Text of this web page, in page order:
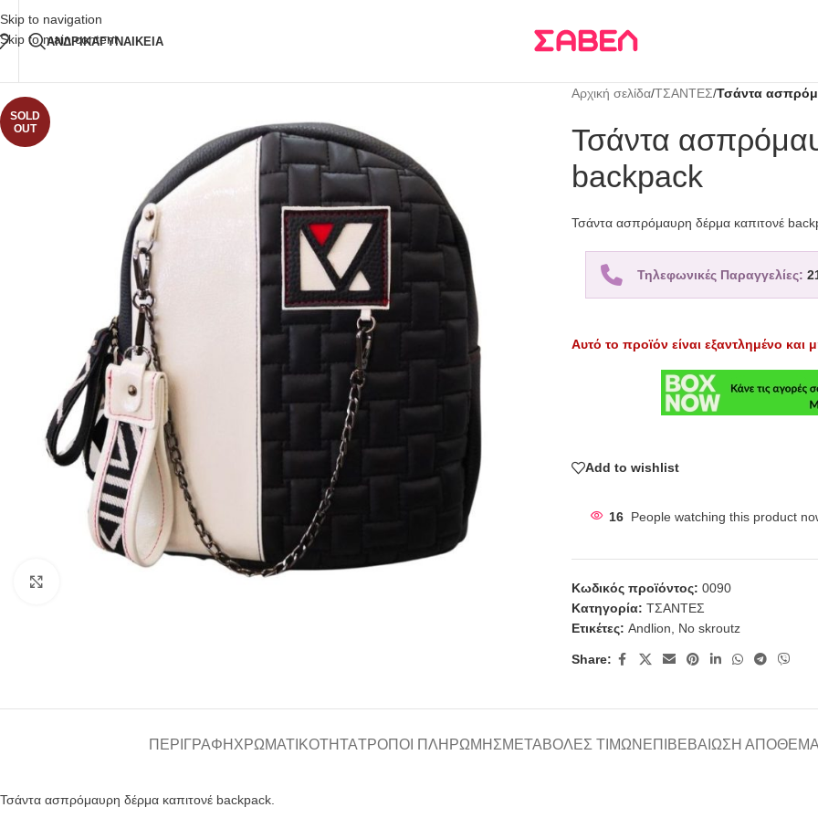
Skip to navigation
Skip to main content
Δωρεάν Μεταφορικά
ΑΝΔΡΙΚΑΓΥΝΑΙΚΕΙΑ
SOLD
OUT
Αρχική σελίδα/ΤΣΑΝΤΕΣ/Τσάντα
Τσάντα
backpack
Τσάντα ασπρόμαυρη δέρμα καπιτονέ
Τηλεφωνικές Παραγγελίες:
Αυτό το προϊόν είναι εξαντλημένο και
Add to wishlist
16 People watching this product
Κωδικός προϊόντος: 0090
Κατηγορία: ΤΣΑΝΤΕΣ
Ετικέτες: Andlion No skroutz
Share:
ΠΕΡΙΓΡΑΦΉ ΧΡΩΜΑΤΙΚΌΤΗΤΑΤΡΌΠΟΙ ΠΛΗΡΩΜΉΣΜΕΤΑΒΟΛΈΣ ΤΙΜΏΝ ΕΠΙΒΕΒΑΊΩΣΗ
Τσάντα ασπρόμαυρη δέρμα καπιτονέ backpack.